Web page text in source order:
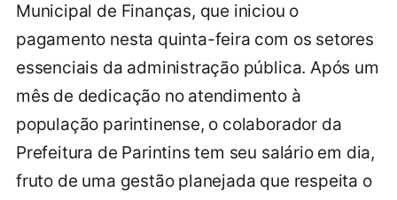
Municipal de Finanças, que iniciou o
pagamento nesta quinta-feira com os setores
essenciais da administração pública. Após um
mês de dedicação no atendimento à
população parintinense, o colaborador da
Prefeitura de Parintins tem seu salário em dia,
fruto de uma gestão planejada que respeita o